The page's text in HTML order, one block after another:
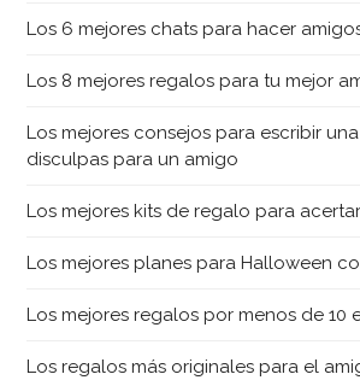
Los 6 mejores chats para hacer
Los 8 mejores regalos para tu mejor
Los mejores consejos para escribir
disculpas para un amigo
Los mejores kits de regalo para
Los mejores planes para Halloween
Los mejores regalos por menos de 10
Los regalos más originales para el